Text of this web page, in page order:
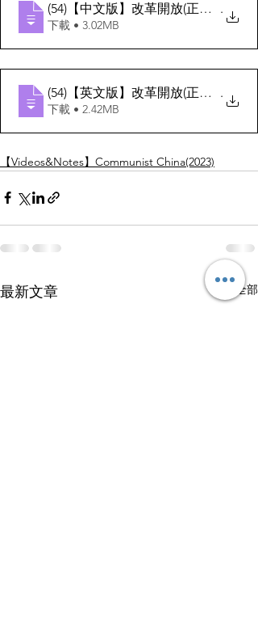
(54)【中文版】改革開放(正面影響)
.
下載 • 3.02MB
(54)【英文版】改革開放(正面影響)
.
下載 • 2.42MB
【Videos&Notes】Communist China(2023)
最新文章 查看全部